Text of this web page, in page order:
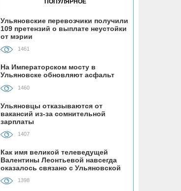
Т2 перезапускает программу
абонентов других операторов
05.08, 16:01
оказалась в больнице после поездки
на мопеде
05.08, 15:49
Женщина на иномарке сбила
велосипедиста-нарушителя на улице
Промышленной в Ульяновске
05.08, 15:30
В Ульяновской областной больнице
установили оборудование почти за 20
ПОПУЛЯРНОЕ
Ульяновские перевозчики получили
109 претензий о выплате неустойки
от мэрии
1461
На Императорском мосту в
Ульяновске обновляют асфальт
1460
Ульяновцы отказываются от
вакансий из-за сомнительной
зарплаты
1407
Как имя великой телеведущей
Валентины Леонтьевой навсегда
оказалось связано с Ульяновской
областью
1398